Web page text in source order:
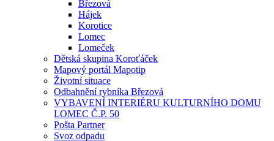
Březová
Hájek
Korotice
Lomec
Lomeček
Dětská skupina Koroťáček
Mapový portál Mapotip
Životní situace
Odbahnění rybníka Březová
VYBAVENÍ INTERIÉRU KULTURNÍHO DOMU
LOMEC Č.P. 50
Pošta Partner
Svoz odpadu